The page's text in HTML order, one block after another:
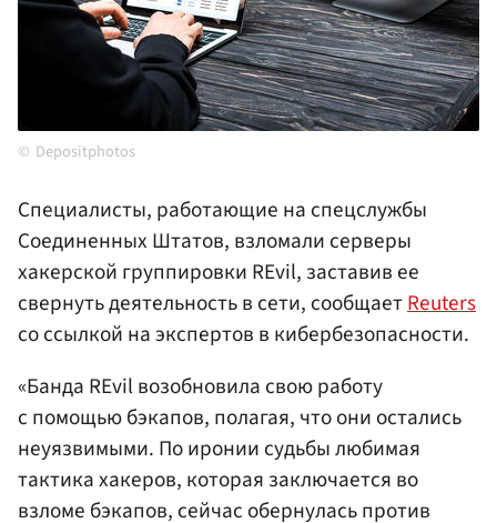
Depositphotos
Специалисты, работающие на спецслужбы
Соединенных Штатов, взломали серверы
хакерской группировки REvil, заставив ее
свернуть деятельность в сети, сообщаетReuters
со ссылкой на экспертов в кибербезопасности.
«Банда REvil возобновила свою работу
с помощью бэкапов, полагая, что они остались
неуязвимыми. По иронии судьбы любимая
тактика хакеров, которая заключается во
взломе бэкапов, сейчас обернулась против